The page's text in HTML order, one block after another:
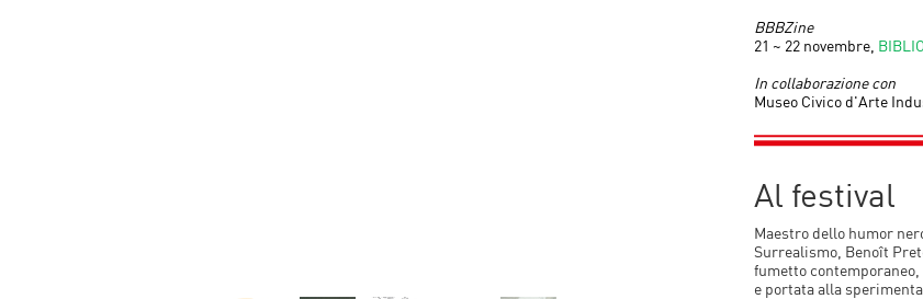
BBBZine
21 ~ 22 novembre,
In collaborazione con
Museo Civico d'Arte
Al festival
Maestro dello humor
Surrealismo, Benoît
fumetto
e portata alla